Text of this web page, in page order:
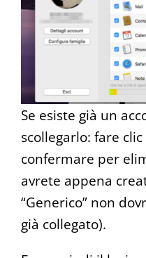
Se esiste già un
scollegarlo: fare clic
confermare per
avrete appena
“Generico” non
già collegato).